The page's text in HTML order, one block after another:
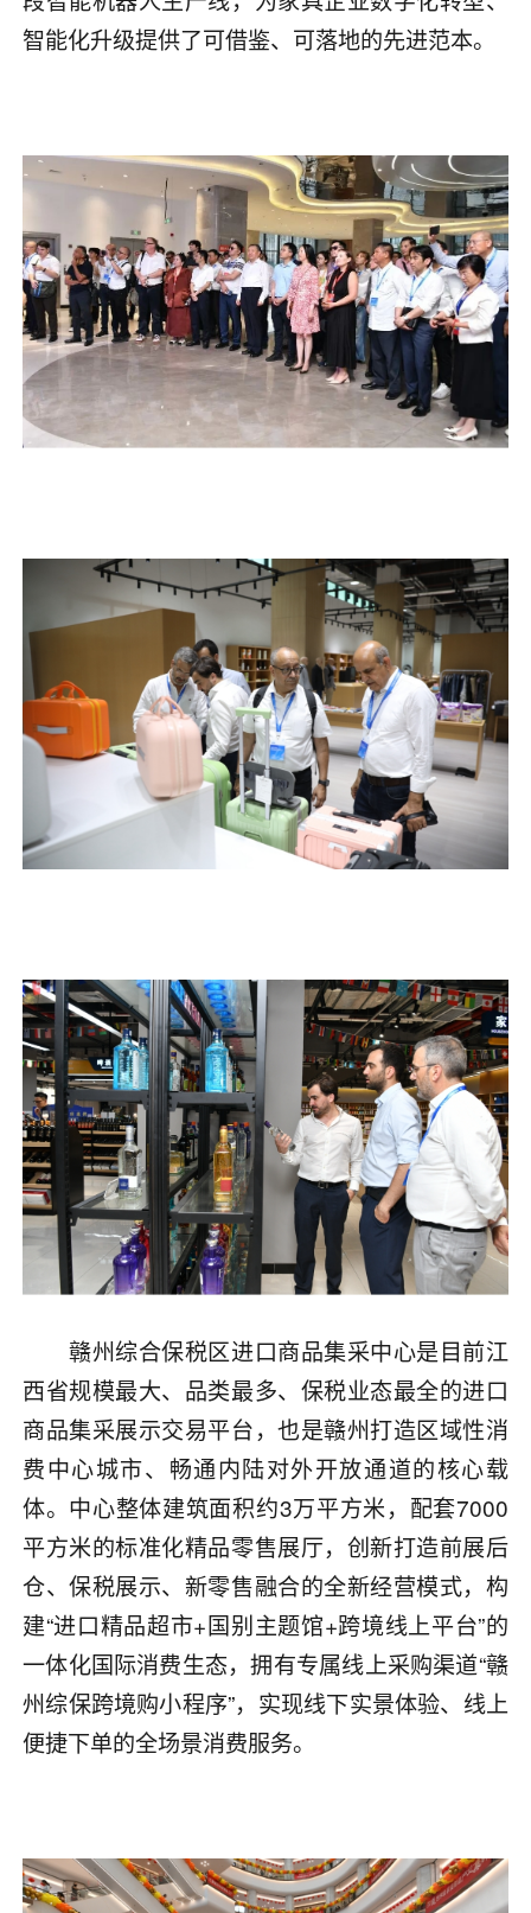
智能化升级提供了可借鉴、可落地的先进范本。
赣州综合保税区进口商品集采中心是目前江
西省规模最大、品类最多、保税业态最全的进口
商品集采展示交易平台，也是赣州打造区域性消
费中心城市、畅通内陆对外开放通道的核心载
体。中心整体建筑面积约3万平方米，配套7000
平方米的标准化精品零售展厅，创新打造前展后
仓、保税展示、新零售融合的全新经营模式，构
建“进口精品超市+国别主题馆+跨境线上平台”的
一体化国际消费生态，拥有专属线上采购渠道“赣
州综保跨境购小程序”，实现线下实景体验、线上
便捷下单的全场景消费服务。